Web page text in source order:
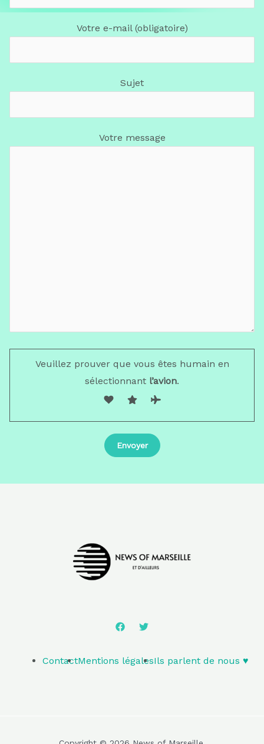
Votre e-mail (obligatoire)
Sujet
Votre message
Veuillez prouver que vous êtes humain en
sélectionnant l’avion.
ContactMentions légalesIls parlent de nous ♥️